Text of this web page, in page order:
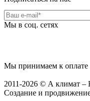
Мы в соц. сетях
Мы принимаем к оплате
2011-2026 © А климат –
Создание и